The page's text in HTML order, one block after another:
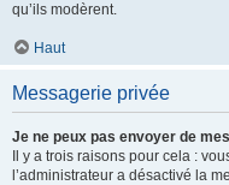
qu’ils modèrent.
Haut
Messagerie privée
Je ne peux pas envoyer de
Il y a trois raisons pour cela :
l’administrateur a désactivé la